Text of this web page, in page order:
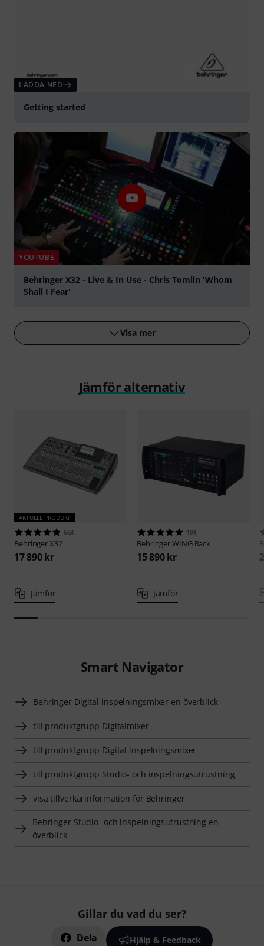
LADDA NED
Getting started
YOUTUBE
Behringer X32 - Live & In Use - Chris Tomlin 'Whom
Shall I Fear'
Visa mer
Jämför alternativ
AKTUELL PRODUKT
663
BehringerX32
17 890 kr
Jämför
194
BehringerWING Rack
15 890 kr
Jämför
Smart Navigator
Behringer Digital inspelningsmixer en överblick
till produktgrupp Digitalmixer
till produktgrupp Digital inspelningsmixer
till produktgrupp Studio- och inspelningsutrustning
visa tillverkarinformation för Behringer
Behringer Studio- och inspelningsutrustning en
överblick
Gillar du vad du ser?
Dela Hjälp & Feedback